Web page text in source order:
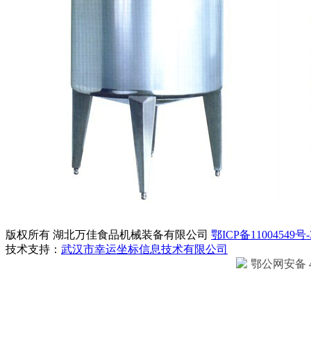
版权所有 湖北万佳食品机械装备有限公司 鄂ICP备11004549号
技术支持： 武汉市幸运坐标信息技术有限公司
鄂公网安备